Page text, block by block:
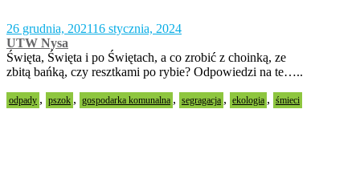
26 grudnia, 202116 stycznia, 2024
UTW Nysa
Święta, Święta i po Świętach, a co zrobić z choinką, ze
zbitą bańką, czy resztkami po rybie? Odpowiedzi na te…..
odpady , pszok , gospodarka komunalna , segragacja , ekologia , śmieci